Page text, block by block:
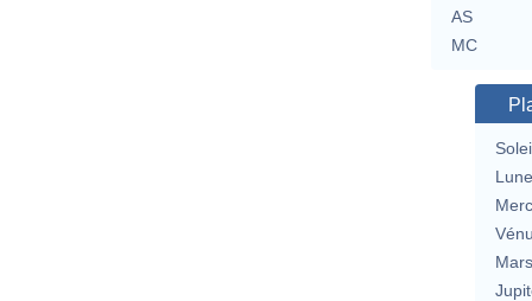
AS
MC
Lune
Mars